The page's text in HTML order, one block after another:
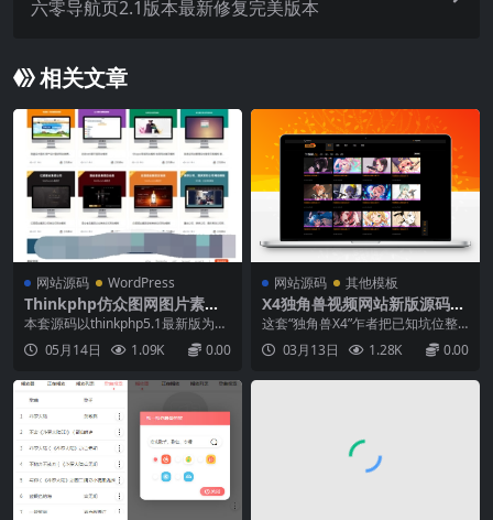
六零导航页2.1版本最新修复完美版本
相关文章
网站源码 WordPress
Thinkphp仿众图网图片素材
下载站源码 资源下载站源码
本套源码以thinkphp5.1最新版为内
核，以thinkcmf5为后台数据管理，
前台模板仿众图网，网站模板自适
绍：会员中心充值金币，包含了微
信支付，支付宝支付thinkphp仿众
图网图片素材下载站源码可用于图
片...
05月14日 1.09K 0.00
网站源码 其他模板
X4独角兽视频网站新版源码视
频网站系统源码
这套“独角兽X4”乍者把已知坑位整
站视频源码，后台直接上马CMS挨
个填平，拿回来就能跑，界面干
说。起来遛一圈就知道...
03月13日 1.28K 0.00